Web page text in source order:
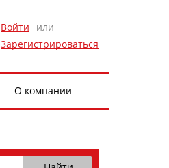
Войти
или
Зарегистрироваться
О компании